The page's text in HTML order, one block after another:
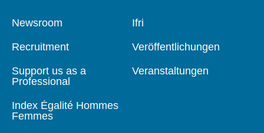
Pied
Newsroom
Recruitment
Support us as a
Professional
Index Égalité Hommes
Femmes
Navigation
Ifri
Veröffentlichungen
Veranstaltungen